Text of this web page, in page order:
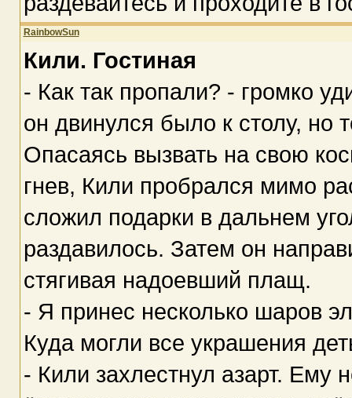
RainbowSun
Кили. Гостиная
- Как так пропали? - громко
он двинулся было к столу, но
Опасаясь вызвать на свою
гнев, Кили пробрался мимо
сложил подарки в дальнем
раздавилось. Затем он
стягивая надоевший плащ.
- Я принес несколько шаров
Куда могли все украшения
- Кили захлестнул азарт. Ему